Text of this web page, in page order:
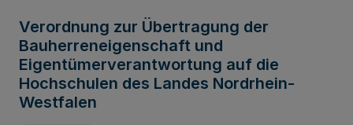
Verordnung zur Übertragung der
Bauherreneigenschaft und
Eigentümerverantwortung auf die
Hochschulen des Landes Nordrhein-
Westfalen